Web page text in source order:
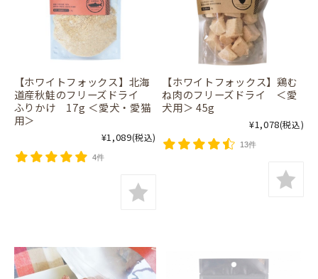
【ホワイトフォックス】北海
道産秋鮭のフリーズドライ
ふりかけ 17g ＜愛犬・愛猫
用＞
¥1,089(税込)
4件
【ホワイトフォックス】鶏む
ね肉のフリーズドライ ＜愛
犬用＞ 45g
¥1,078(税込)
13件